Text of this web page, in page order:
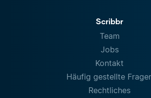
Scribbr
Team
Jobs
Kontakt
Häufig gestellte
Rechtliches